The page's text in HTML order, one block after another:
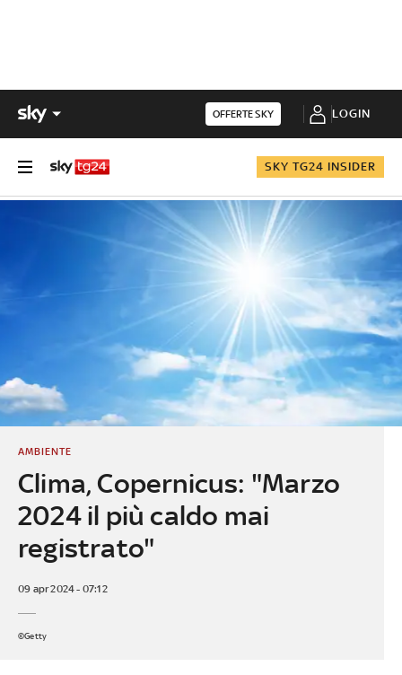
OFFERTE SKY LOGIN
SKY TG24 INSIDER
Clima, Copernicus: "Marzo
2024 il più caldo mai
registrato"
AMBIENTE
09 apr 2024 - 07:12
©Getty